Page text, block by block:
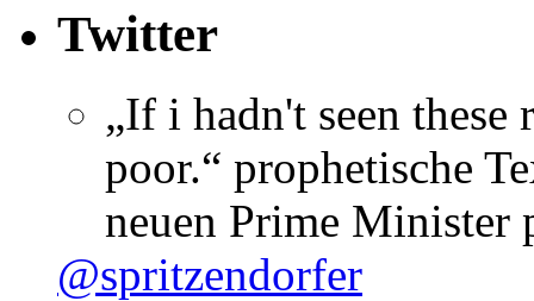
Twitter
„If i hadn't seen
poor.“ prophetische
neuen Prime Minister
@spritzendorfer